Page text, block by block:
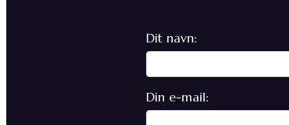
Dit navn:
Din e-mail: